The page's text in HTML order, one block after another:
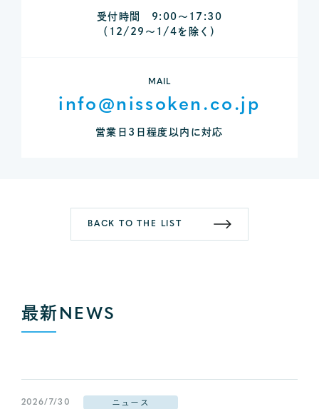
受付時間 9:00～17:30
（12/29～1/4を除く）
MAIL
info@nissoken.co.jp
営業日3日程度以内に対応
BACK TO THE LIST
最新 NEWS
2026/7/30 ニュース